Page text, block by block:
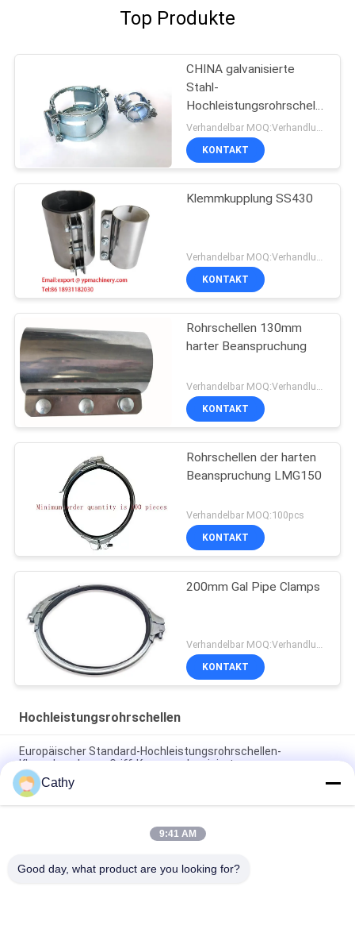
Top Produkte
CHINA galvanisierte
Stahl-
Hochleistungsrohrschellen
DN100 SML Kombi KralleVerhandelbar MOQ:Verhandlung
KONTAKT
Klemmkupplung SS430
KONTAKT
Rohrschellen 130mm
harter Beanspruchung
KONTAKT
Rohrschellen der harten
Beanspruchung LMG150
Verhandelbar MOQ:100pcs
KONTAKT
200mm Gal Pipe Clamps
Verhandelbar MOQ:Verhandlung
KONTAKT
Hochleistungsrohrschellen
Europäischer Standard-Hochleistungsrohrschellen-
Klauenkupplungs-Griff-Kragen galvanisiert
DN100 Roheisen-Rohr Combi-Griff-Kragen-
Hochleistungsrohrschellen greifen Kragenklammer
Galvanisierte Hochleistungsrohrschellen, die Griff-Kragen-
Cathy
9:41 AM
Good day, what product are you looking for?